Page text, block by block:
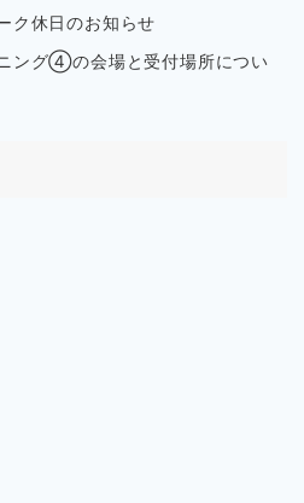
ク休日のお知らせ
ング④の会場と受付場所につい